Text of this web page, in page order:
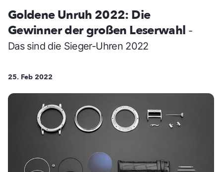
Goldene Unruh 2022: Die
Gewinner der großen Leserwahl -
Das sind die Sieger-Uhren 2022
25. Feb 2022